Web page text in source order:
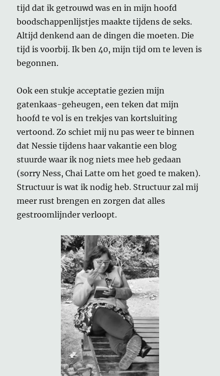
tijd dat ik getrouwd was en in mijn hoofd
boodschappenlijstjes maakte tijdens de seks.
Altijd denkend aan de dingen die moeten. Die
tijd is voorbij. Ik ben 40, mijn tijd om te leven is
begonnen.
Ook een stukje acceptatie gezien mijn
gatenkaas-geheugen, een teken dat mijn
hoofd te vol is en trekjes van kortsluiting
vertoond. Zo schiet mij nu pas weer te binnen
dat Nessie tijdens haar vakantie een blog
stuurde waar ik nog niets mee heb gedaan
(sorry Ness, Chai Latte om het goed te maken).
Structuur is wat ik nodig heb. Structuur zal mij
meer rust brengen en zorgen dat alles
gestroomlijnder verloopt.